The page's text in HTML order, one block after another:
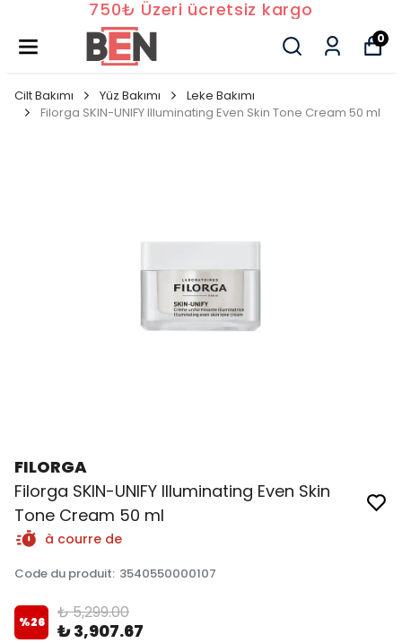
750₺ Üzeri ücretsiz kargo
0
Cilt Bakımı Yüz Bakımı
Leke Bakımı
Filorga SKIN-UNIFY Illuminating Even Skin Tone Cream 50 ml
FILORGA
Filorga SKIN-UNIFY Illuminating Even Skin
Tone Cream 50 ml
à courre de
Code du produit: 3540550000107
%26 ₺ 5,299.00
₺ 3,907.67